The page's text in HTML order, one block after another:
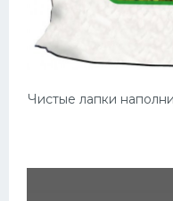
Чистые лапки